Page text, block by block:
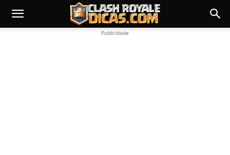
Publicidade